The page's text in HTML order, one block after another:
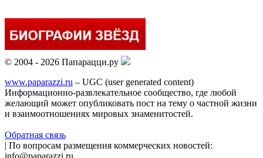
© 2004 - 2026 Папарацци.ру
www.paparazzi.ru – UGC (user generated content)
Информационно-развлекательное сообщество, где любой
желающий может опубликовать пост на тему о частной жизни
и взаимоотношениях мировых знаменитостей.
Обратная связь
| По вопросам размещения коммерческих новостей:
info@paparazzi.ru